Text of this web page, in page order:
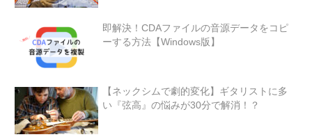
即解決！CDAファイルの音源データをコピ
ーする方法【Windows版】
【ネックシムで劇的変化】ギタリストに多
い『弦高』の悩みが30分で解消！？